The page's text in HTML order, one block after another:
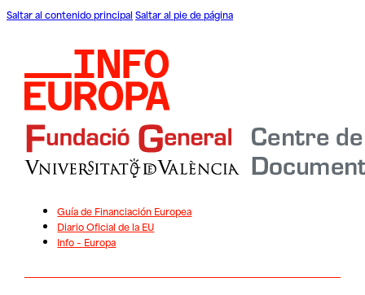
Saltar al contenido principal Saltar al pie de página
Guía de Financiación Europea
Diario Oficial de la EU
Info – Europa